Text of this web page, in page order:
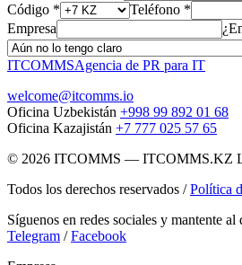
Código *
Teléfono *
Empresa
ITCOMMSAgencia de PR para IT
welcome@itcomms.io
Oficina Uzbekistán +998 99 892 01 68
Oficina Kazajistán +7 777 025 57 65
© 2026 ITCOMMS — ITCOMMS.KZ
Todos los derechos reservados / Política
Síguenos en redes sociales y mantente al
Telegram /Facebook